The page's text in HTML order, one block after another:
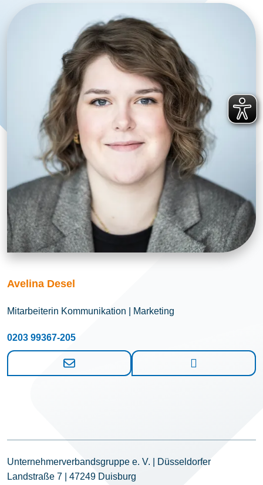
Avelina Desel
Mitarbeiterin Kommunikation | Marketing
0203 99367-205
Unternehmerverbandsgruppe e. V. | Düsseldorfer
Landstraße 7 | 47249 Duisburg